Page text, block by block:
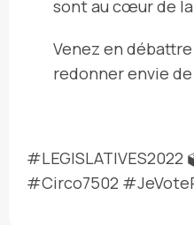
sont au cœur de
Venez en
redonner envie
#Circo7502